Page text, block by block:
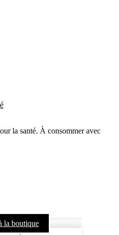
la santé. À consommer avec
la boutique